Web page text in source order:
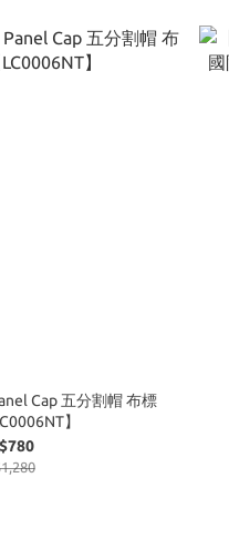
Cap 五分割帽 布標
】